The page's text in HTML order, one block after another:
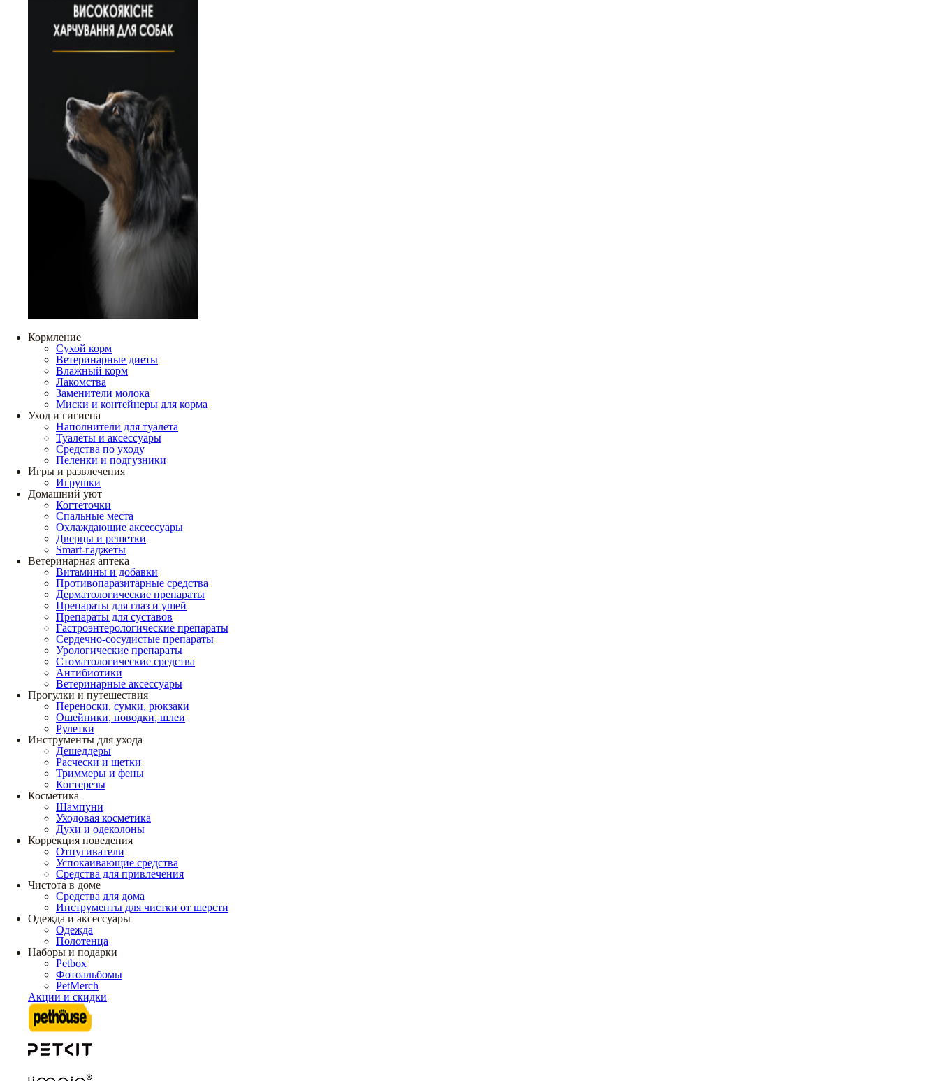
Кормление
Сухой корм
Ветеринарные диеты
Влажный корм
Лакомства
Заменители молока
Миски и контейнеры для корма
Уход и гигиена
Наполнители для туалета
Туалеты и аксессуары
Средства по уходу
Пеленки и подгузники
Игры и развлечения
Игрушки
Домашний уют
Когтеточки
Спальные места
Охлаждающие аксессуары
Дверцы и решетки
Smart-гаджеты
Ветеринарная аптека
Витамины и добавки
Противопаразитарные средства
Дерматологические препараты
Препараты для глаз и ушей
Препараты для суставов
Гастроэнтерологические препараты
Сердечно-сосудистые препараты
Урологические препараты
Стоматологические средства
Антибиотики
Ветеринарные аксессуары
Прогулки и путешествия
Переноски, сумки, рюкзаки
Ошейники, поводки, шлеи
Рулетки
Инструменты для ухода
Дешеддеры
Расчески и щетки
Триммеры и фены
Когтерезы
Косметика
Шампуни
Уходовая косметика
Духи и одеколоны
Коррекция поведения
Отпугиватели
Успокаивающие средства
Средства для привлечения
Чистота в доме
Средства для дома
Инструменты для чистки от шерсти
Одежда и аксессуары
Одежда
Полотенца
Наборы и подарки
Petbox
Фотоальбомы
PetMerch
Акции и скидки